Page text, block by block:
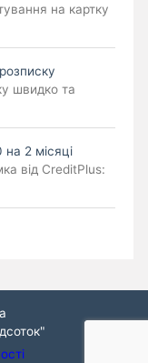
на картку
швидко та
2 місяці
від CreditPlus: